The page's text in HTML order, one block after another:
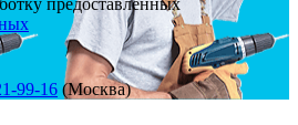
99-16 (Москва)